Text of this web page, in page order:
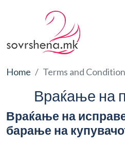
Home Terms and
Враќање на
Враќање на
барање на